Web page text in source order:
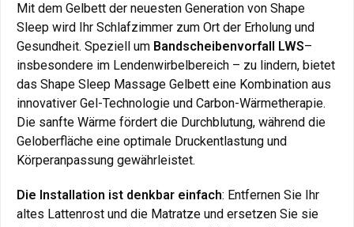
Mit dem Gelbett der neuesten Generation von Shape
Sleep wird Ihr Schlafzimmer zum Ort der Erholung und
Gesundheit. Speziell um Bandscheibenvorfall LWS–
insbesondere im Lendenwirbelbereich – zu lindern, bietet
das Shape Sleep Massage Gelbett eine Kombination aus
innovativer Gel-Technologie und Carbon-Wärmetherapie.
Die sanfte Wärme fördert die Durchblutung, während die
Geloberfläche eine optimale Druckentlastung und
Körperanpassung gewährleistet.
Die Installation ist denkbar einfach: Entfernen Sie Ihr
altes Lattenrost und die Matratze und ersetzen Sie sie